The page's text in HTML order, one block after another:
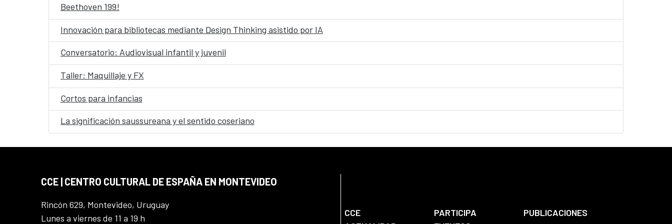
Beethoven 199!
Innovación para bibliotecas mediante Design Thinking asistido por IA
Conversatorio: Audiovisual infantil y juvenil
Taller: Maquillaje y FX
Cortos para infancias
La significación saussureana y el sentido coseriano
CCE | CENTRO CULTURAL DE ESPAÑA EN MONTEVIDEO
Rincón 629, Montevideo, Uruguay
Lunes a viernes de 11 a 19 h
CCE PARTICIPA
PUBLICACIONES